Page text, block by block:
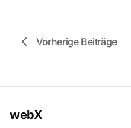
Vorherige Beiträge
webX